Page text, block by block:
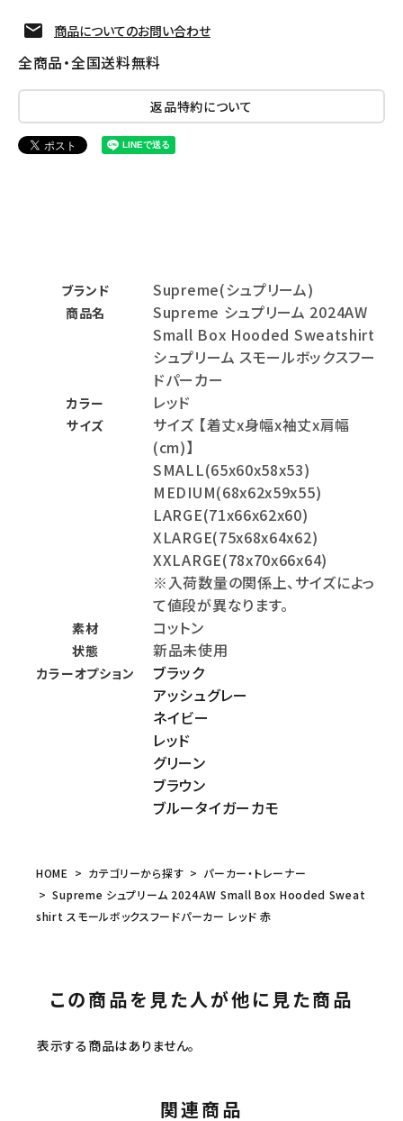
商品についてのお問い合わせ
全商品・全国送料無料
返品特約について
ブランド Supreme(シュプリーム)
商品名
Supreme シュプリーム 2024AW
Small Box Hooded Sweatshirt
シュプリーム スモールボックスフー
ドパーカー
カラー レッド
サイズ
サイズ 【着丈x身幅x袖丈x肩幅
(cm)】
SMALL(65x60x58x53)
MEDIUM(68x62x59x55)
LARGE(71x66x62x60)
XLARGE(75x68x64x62)
XXLARGE(78x70x66x64)
※入荷数量の関係上、サイズによっ
て値段が異なります。
素材 コットン
状態 新品未使用
カラーオプション
ブラック
アッシュグレー
ネイビー
レッド
グリーン
ブラウン
ブルータイガーカモ
HOME カテゴリーから探す
パーカー・トレーナー
Supreme シュプリーム 2024AW Small Box Hooded Sweat
shirt スモールボックスフードパーカー レッド 赤
この商品を見た人が他に見た商品
表示する商品はありません。
関連商品